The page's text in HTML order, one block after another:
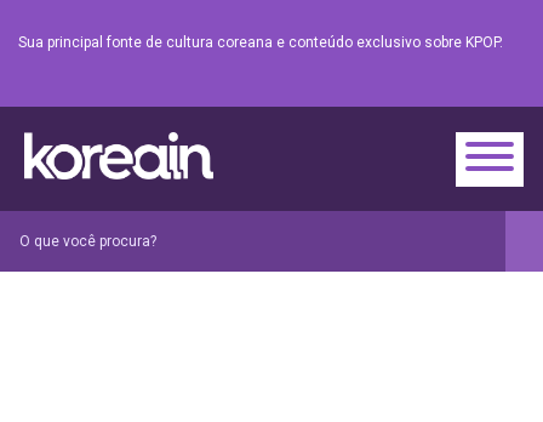
Sua principal fonte de cultura coreana e conteúdo exclusivo sobre KPOP.